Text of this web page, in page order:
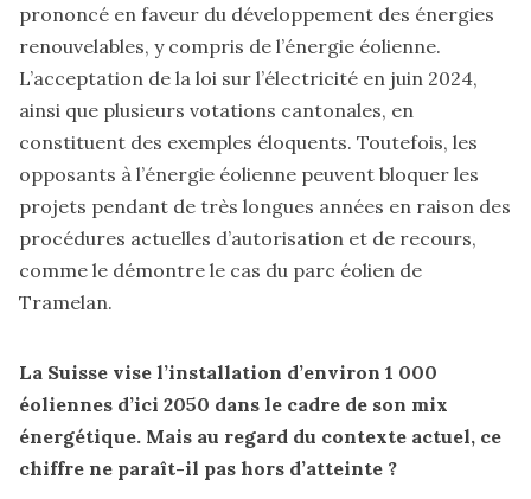
prononcé en faveur du développement des énergies
renouvelables, y compris de l’énergie éolienne.
L’acceptation de la loi sur l’électricité en juin 2024,
ainsi que plusieurs votations cantonales, en
constituent des exemples éloquents. Toutefois, les
opposants à l’énergie éolienne peuvent bloquer les
projets pendant de très longues années en raison des
procédures actuelles d’autorisation et de recours,
comme le démontre le cas du parc éolien de
Tramelan.
La Suisse vise l’installation d’environ 1 000
éoliennes d’ici 2050 dans le cadre de son mix
énergétique. Mais au regard du contexte actuel, ce
chiffre ne paraît-il pas hors d’atteinte ?